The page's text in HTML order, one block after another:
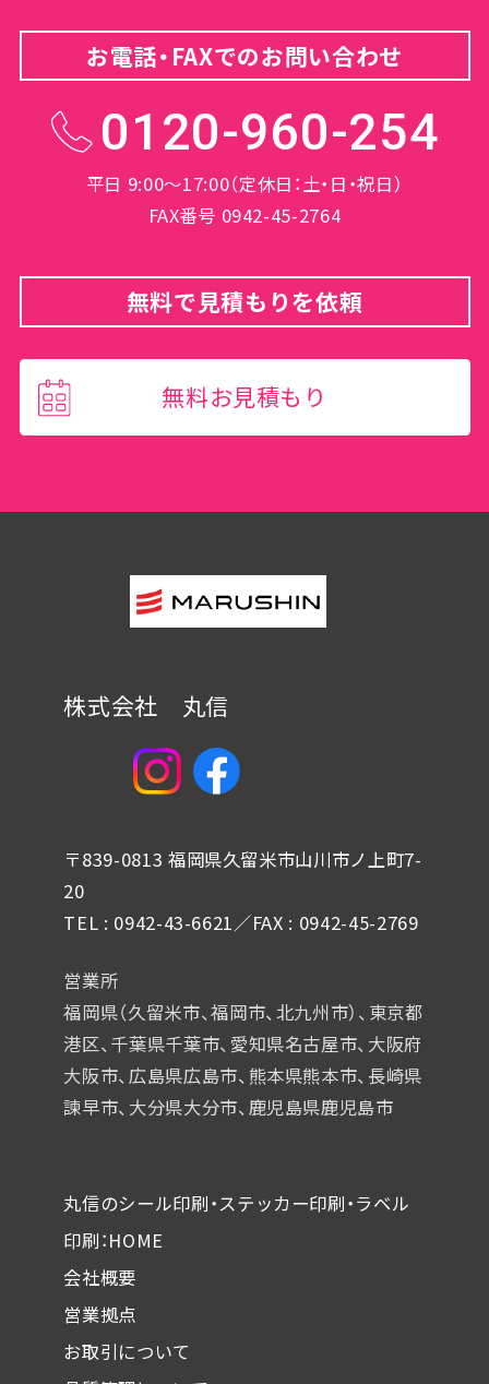
お電話・FAXでのお問い合わせ
0120-960-254
平日 9:00～17:00（定休日：土・日・祝日）
FAX番号 0942-45-2764
無料で見積もりを依頼
無料お見積もり
株式会社 丸信
〒839-0813 福岡県久留米市山川市ノ上町7-
20
TEL : 0942-43-6621／FAX : 0942-45-2769
営業所
福岡県（久留米市、福岡市、北九州市）、東京都
港区、千葉県千葉市、 愛知県名古屋市、大阪府
大阪市、広島県広島市、熊本県熊本市、 長崎県
諫早市、大分県大分市、鹿児島県鹿児島市
丸信のシール印刷・ステッカー印刷・ラベル
印刷：HOME
会社概要
営業拠点
お取引について